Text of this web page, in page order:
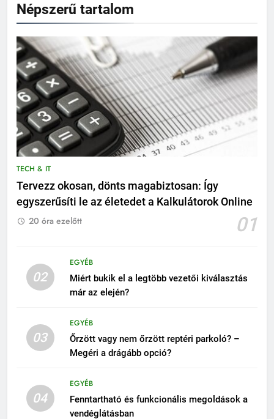
Népszerű tartalom
TECH & IT
Tervezz okosan, dönts magabiztosan: Így
egyszerűsíti le az életedet a Kalkulátorok Online
01
20 óra ezelőtt
02
EGYÉB
Miért bukik el a legtöbb vezetői kiválasztás
már az elején?
03
EGYÉB
Őrzött vagy nem őrzött reptéri parkoló? –
Megéri a drágább opció?
04
EGYÉB
Fenntartható és funkcionális megoldások a
vendéglátásban